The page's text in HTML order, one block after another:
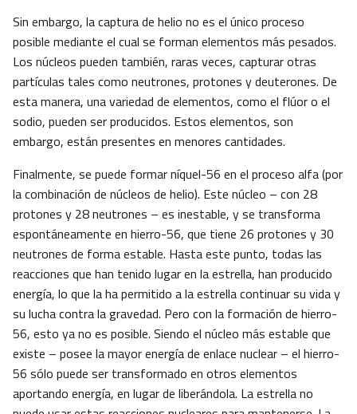
Sin embargo, la captura de helio no es el único proceso
posible mediante el cual se forman elementos más pesados.
Los núcleos pueden también, raras veces, capturar otras
partículas tales como neutrones, protones y deuterones. De
esta manera, una variedad de elementos, como el flúor o el
sodio, pueden ser producidos. Estos elementos, son
embargo, están presentes en menores cantidades.
Finalmente, se puede formar níquel-56 en el proceso alfa (por
la combinación de núcleos de helio). Este núcleo – con 28
protones y 28 neutrones – es inestable, y se transforma
espontáneamente en hierro-56, que tiene 26 protones y 30
neutrones de forma estable. Hasta este punto, todas las
reacciones que han tenido lugar en la estrella, han producido
energía, lo que la ha permitido a la estrella continuar su vida y
su lucha contra la gravedad. Pero con la formación de hierro-
56, esto ya no es posible. Siendo el núcleo más estable que
existe – posee la mayor energía de enlace nuclear – el hierro-
56 sólo puede ser transformado en otros elementos
aportando energía, en lugar de liberándola. La estrella no